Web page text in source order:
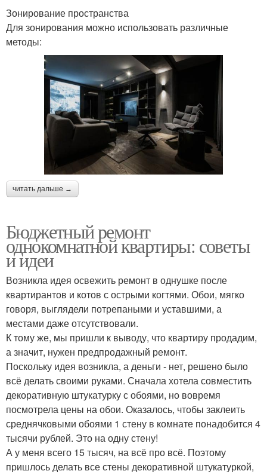
Зонирование пространства
Для зонирования можно использовать различные
методы:
читать дальше →
Бюджетный ремонт
однокомнатной квартиры: советы
и идеи
Возникла идея освежить ремонт в однушке после
квартирантов и котов с острыми когтями. Обои, мягко
говоря, выглядели потрепаными и уставшими, а
местами даже отсутствовали.
К тому же, мы пришли к выводу, что квартиру продадим,
а значит, нужен предпродажный ремонт.
Поскольку идея возникла, а деньги - нет, решено было
всё делать своими руками. Сначала хотела совместить
декоративную штукатурку с обоями, но вовремя
посмотрела цены на обои. Оказалось, чтобы заклеить
среднячковыми обоями 1 стену в комнате понадобится 4
тысячи рублей. Это на одну стену!
А у меня всего 15 тысяч, на всё про всё. Поэтому
пришлось делать все стены декоративной штукатуркой,